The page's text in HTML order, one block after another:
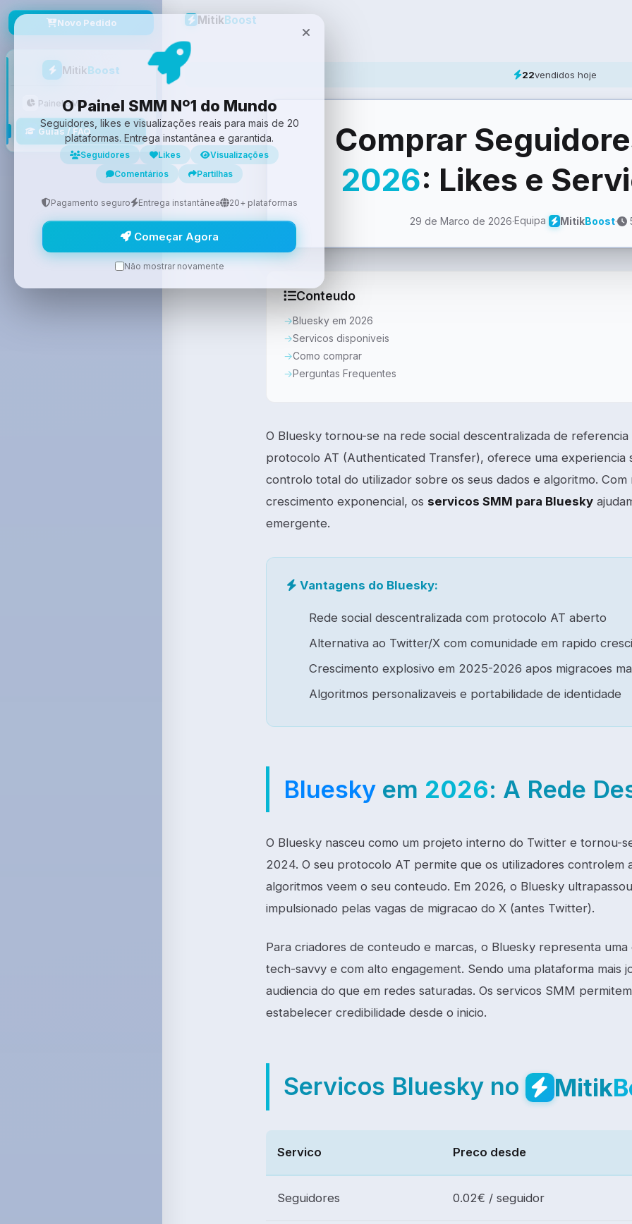
Novo Pedido
MitikBoost
Painel SMM
Guias / FAQ
MitikBoost
22vendidos hoje
Comprar
2026: Likes e
29 de Marco de 2026·Equipa MitikBoost·
Conteudo
Bluesky em 2026
Servicos disponiveis
Como comprar
Perguntas Frequentes
O Bluesky tornou-se na rede social descentralizada de
protocolo AT (Authenticated Transfer), oferece uma experiencia
controlo total do utilizador sobre os seus dados e algoritmo. Com
crescimento exponencial, os servicos SMM para Bluesky
emergente.
Vantagens do Bluesky:
Rede social descentralizada com protocolo AT aberto
Alternativa ao Twitter/X com comunidade em rapido
Crescimento explosivo em 2025-2026 apos migracoes
Algoritmos personalizaveis e portabilidade de identidade
Bluesky em 2026: A Rede
O Bluesky nasceu como um projeto interno do Twitter e tornou-
2024. O seu protocolo AT permite que os utilizadores controlem
algoritmos veem o seu conteudo. Em 2026, o Bluesky
impulsionado pelas vagas de migracao do X (antes Twitter).
Para criadores de conteudo e marcas, o Bluesky representa
tech-savvy e com alto engagement. Sendo uma plataforma mais
audiencia do que em redes saturadas. Os servicos SMM
estabelecer credibilidade desde o inicio.
Servicos Bluesky no Mitik
Servico Preco desde
Seguidores 0.02€ / seguidor
O Painel SMM Nº1 do Mundo
Seguidores, likes e visualizações reais para mais de 20
plataformas. Entrega instantânea e garantida.
Seguidores Likes
Visualizações
Comentários
Partilhas
Pagamento seguro Entrega instantânea 20+ plataformas
Começar Agora
Não mostrar novamente